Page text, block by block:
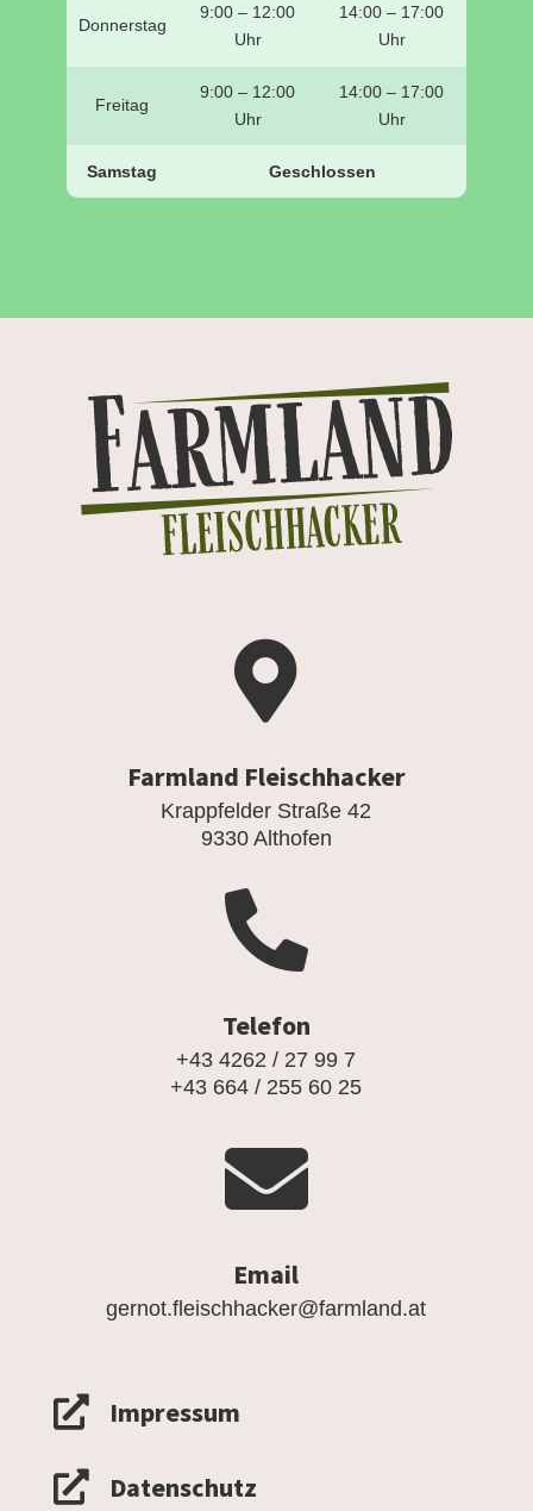
Donnerstag
9:00 – 12:00
Uhr
14:00 – 17:00
Uhr
Freitag
9:00 – 12:00
Uhr
14:00 – 17:00
Uhr
Samstag Geschlossen

Farmland Fleischhacker
Krappfelder Straße 42
9330 Althofen

Telefon
+43 4262 / 27 99 7
+43 664 / 255 60 25

Email
gernot.fleischhacker@farmland.at
 Impressum
 Datenschutz